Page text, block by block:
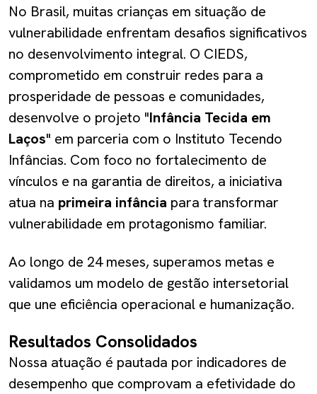
No Brasil, muitas crianças em situação de
vulnerabilidade enfrentam desafios significativos
no desenvolvimento integral. O CIEDS,
comprometido em construir redes para a
prosperidade de pessoas e comunidades,
desenvolve o projeto "Infância Tecida em
Laços" em parceria com o Instituto Tecendo
Infâncias. Com foco no fortalecimento de
vínculos e na garantia de direitos, a iniciativa
atua na primeira infância para transformar
vulnerabilidade em protagonismo familiar.
Ao longo de 24 meses, superamos metas e
validamos um modelo de gestão intersetorial
que une eficiência operacional e humanização.
Resultados Consolidados
Nossa atuação é pautada por indicadores de
desempenho que comprovam a efetividade do